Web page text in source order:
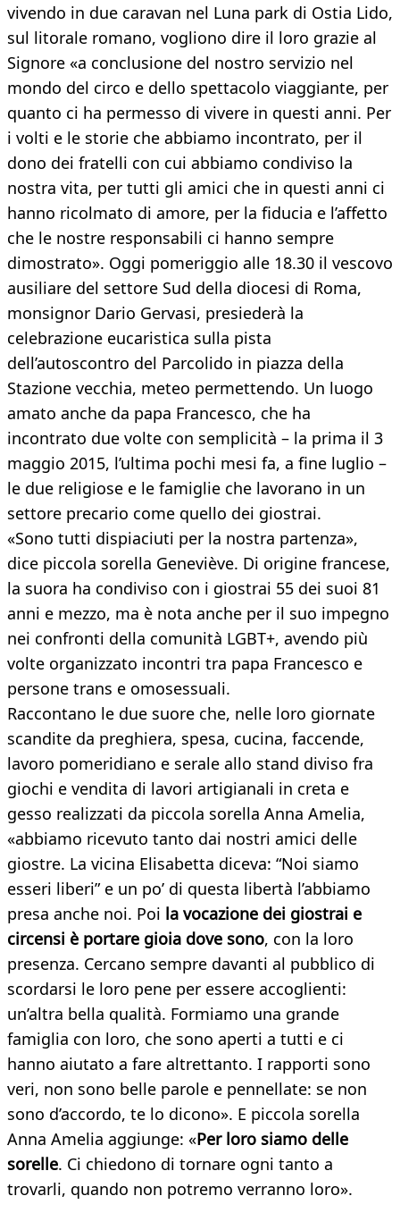
vivendo in due caravan nel Luna park di Ostia Lido,
sul litorale romano, vogliono dire il loro grazie al
Signore «a conclusione del nostro servizio nel
mondo del circo e dello spettacolo viaggiante, per
quanto ci ha permesso di vivere in questi anni. Per
i volti e le storie che abbiamo incontrato, per il
dono dei fratelli con cui abbiamo condiviso la
nostra vita, per tutti gli amici che in questi anni ci
hanno ricolmato di amore, per la fiducia e l’affetto
che le nostre responsabili ci hanno sempre
dimostrato». Oggi pomeriggio alle 18.30 il vescovo
ausiliare del settore Sud della diocesi di Roma,
monsignor Dario Gervasi, presiederà la
celebrazione eucaristica sulla pista
dell’autoscontro del Parcolido in piazza della
Stazione vecchia, meteo permettendo. Un luogo
amato anche da papa Francesco, che ha
incontrato due volte con semplicità – la prima il 3
maggio 2015, l’ultima pochi mesi fa, a fine luglio –
le due religiose e le famiglie che lavorano in un
settore precario come quello dei giostrai.
«Sono tutti dispiaciuti per la nostra partenza»,
dice piccola sorella Geneviève. Di origine francese,
la suora ha condiviso con i giostrai 55 dei suoi 81
anni e mezzo, ma è nota anche per il suo impegno
nei confronti della comunità LGBT+, avendo più
volte organizzato incontri tra papa Francesco e
persone trans e omosessuali.
Raccontano le due suore che, nelle loro giornate
scandite da preghiera, spesa, cucina, faccende,
lavoro pomeridiano e serale allo stand diviso fra
giochi e vendita di lavori artigianali in creta e
gesso realizzati da piccola sorella Anna Amelia,
«abbiamo ricevuto tanto dai nostri amici delle
giostre. La vicina Elisabetta diceva: “Noi siamo
esseri liberi” e un po’ di questa libertà l’abbiamo
presa anche noi. Poi la vocazione dei giostrai e
circensi è portare gioia dove sono, con la loro
presenza. Cercano sempre davanti al pubblico di
scordarsi le loro pene per essere accoglienti:
un’altra bella qualità. Formiamo una grande
famiglia con loro, che sono aperti a tutti e ci
hanno aiutato a fare altrettanto. I rapporti sono
veri, non sono belle parole e pennellate: se non
sono d’accordo, te lo dicono». E piccola sorella
Anna Amelia aggiunge: «Per loro siamo delle
sorelle. Ci chiedono di tornare ogni tanto a
trovarli, quando non potremo verranno loro».